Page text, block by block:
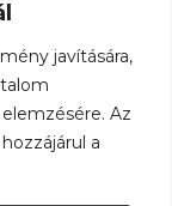
javítására,
Az
a